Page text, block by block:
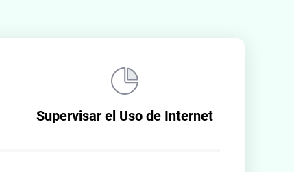
Supervisar el Uso de Internet